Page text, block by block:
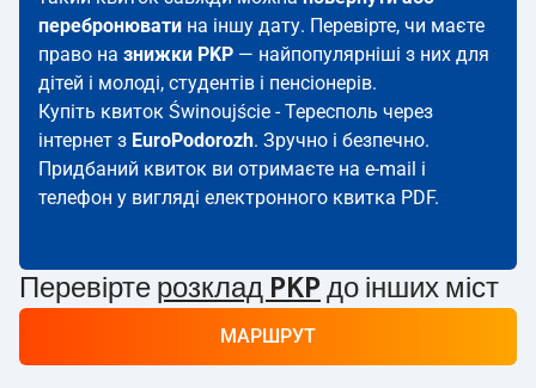
перебронювати на іншу дату. Перевірте, чи маєте
право на знижки PKP — найпопулярніші з них для
дітей і молоді, студентів і пенсіонерів.
Купіть квиток Świnoujście - Тересполь через
інтернет з EuroPodorozh. Зручно і безпечно.
Придбаний квиток ви отримаєте на e-mail і
телефон у вигляді електронного квитка PDF.
Перевірте розклад PKP до інших міст
МАРШРУТ